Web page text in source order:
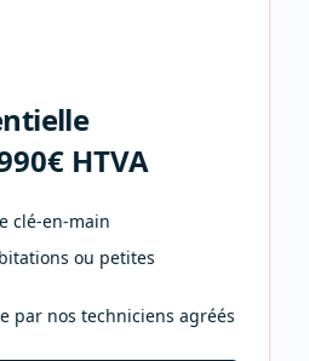
HTVA
clé-en-main
ou petites
par nos techniciens agréés